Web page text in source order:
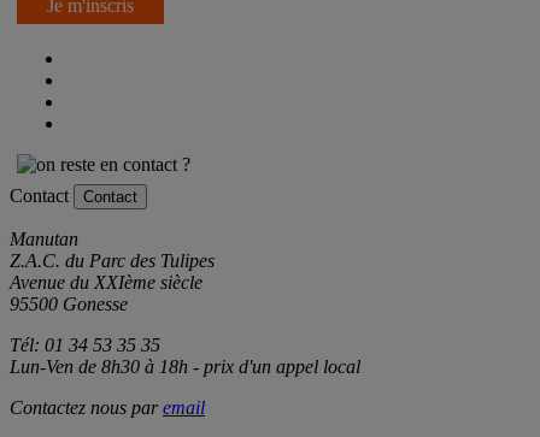
Je m'inscris
Contact
Manutan
Z.A.C. du Parc des Tulipes
Avenue du XXIème siècle
Tél: 01 34 53 35 35